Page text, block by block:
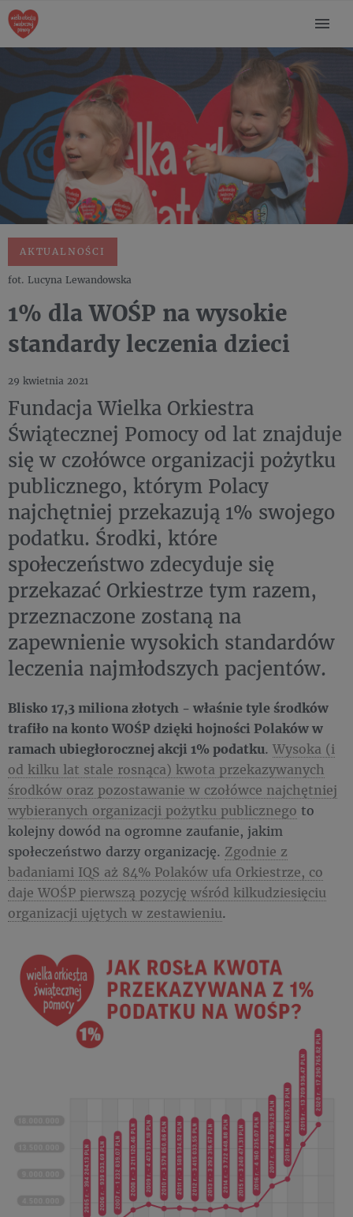
AKTUALNOŚCI
fot. Lucyna Lewandowska
1% dla WOŚP na wysokie
standardy leczenia dzieci
29 kwietnia 2021
Fundacja Wielka Orkiestra
Świątecznej Pomocy od lat znajduje
się w czołówce organizacji pożytku
publicznego, którym Polacy
najchętniej przekazują 1% swojego
podatku. Środki, które
społeczeństwo zdecyduje się
przekazać Orkiestrze tym razem,
przeznaczone zostaną na
zapewnienie wysokich standardów
leczenia najmłodszych pacjentów.
Blisko 17,3 miliona złotych - właśnie tyle środków
trafiło na konto WOŚP dzięki hojności Polaków w
ramach ubiegłorocznej akcji 1% podatku. Wysoka (i
od kilku lat stale rosnąca) kwota przekazywanych
środków oraz pozostawanie w czołówce najchętniej
wybieranych organizacji pożytku publicznego to
kolejny dowód na ogromne zaufanie, jakim
społeczeństwo darzy organizację. Zgodnie z
badaniami IQS aż 84% Polaków ufa Orkiestrze, co
daje WOŚP pierwszą pozycję wśród kilkudziesięciu
organizacji ujętych w zestawieniu.